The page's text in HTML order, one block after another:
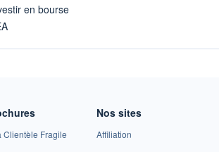
en bourse
Clientèle Fragile
Nos sites
Affiliation